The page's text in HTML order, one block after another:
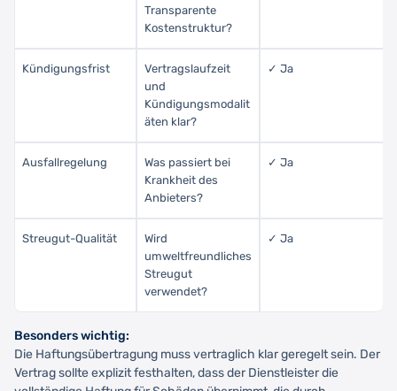
Transparente
Kostenstruktur?
Kündigungsfrist
Vertragslaufzeit
und
Kündigungsmodalit
äten klar?
✓ Ja
Ausfallregelung
Was passiert bei
Krankheit des
Anbieters?
✓ Ja
Streugut-Qualität
Wird
umweltfreundliches
Streugut
verwendet?
✓ Ja
Besonders wichtig:
Die Haftungsübertragung muss vertraglich klar geregelt sein. Der
Vertrag sollte explizit festhalten, dass der Dienstleister die